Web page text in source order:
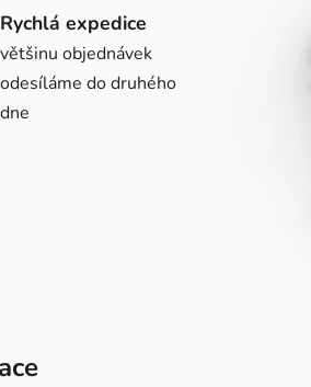
Rychlá expedice
většinu objednávek
odesíláme do druhého
dne